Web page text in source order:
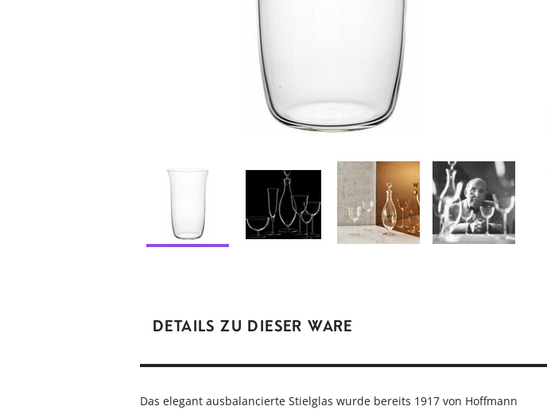
DETAILS ZU DIESER WARE
Das elegant ausbalancierte Stielglas wurde bereits 1917 von Hoffmann